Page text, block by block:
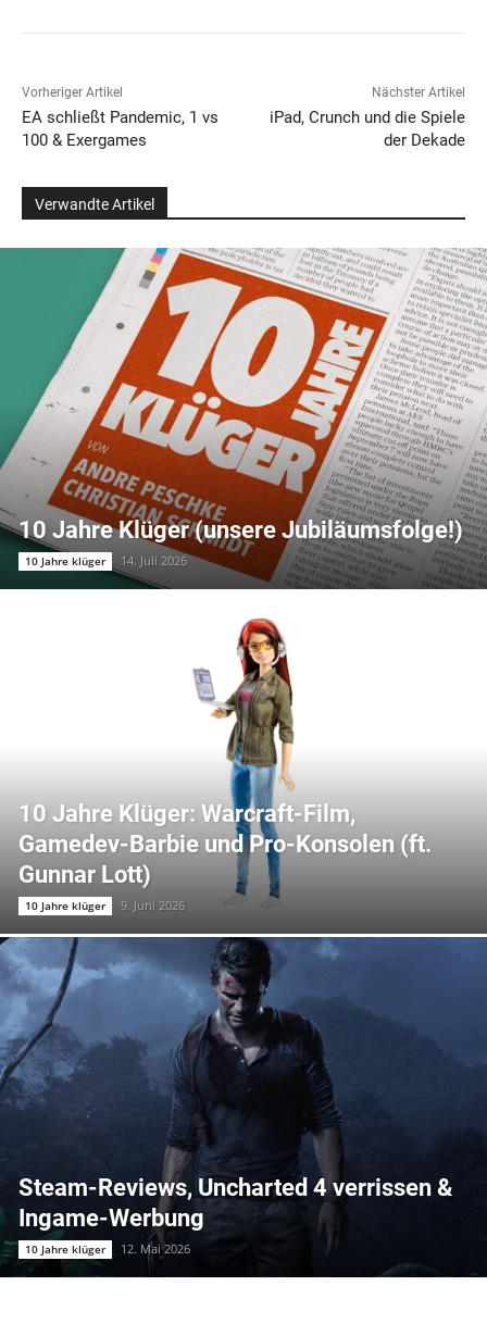
Vorheriger Artikel
EA schließt Pandemic, 1 vs
100 & Exergames
Nächster Artikel
iPad, Crunch und die Spiele
der Dekade
Verwandte Artikel
10 Jahre Klüger (unsere Jubiläumsfolge!)
10 Jahre klüger 14. Juli 2026
10 Jahre Klüger: Warcraft-Film,
Gamedev-Barbie und Pro-Konsolen (ft.
Gunnar Lott)
10 Jahre klüger 9. Juni 2026
Steam-Reviews, Uncharted 4 verrissen &
Ingame-Werbung
10 Jahre klüger 12. Mai 2026